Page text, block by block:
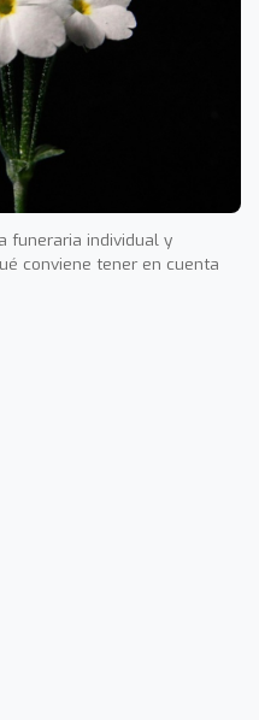
funeraria individual y
conviene tener en cuenta